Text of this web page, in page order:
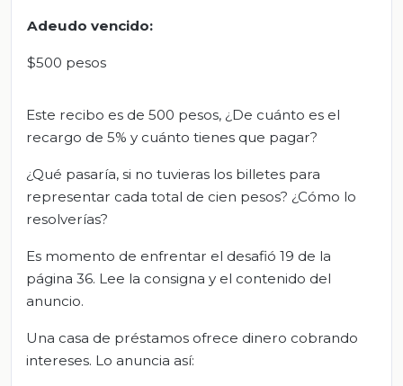
Adeudo vencido:
$500 pesos
Este recibo es de 500 pesos, ¿De cuánto es el
recargo de 5% y cuánto tienes que pagar?
¿Qué pasaría, si no tuvieras los billetes para
representar cada total de cien pesos? ¿Cómo lo
resolverías?
Es momento de enfrentar el desafió 19 de la
página 36. Lee la consigna y el contenido del
anuncio.
Una casa de préstamos ofrece dinero cobrando
intereses. Lo anuncia así: